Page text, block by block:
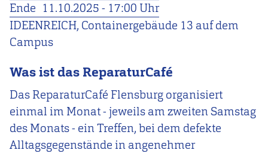
Ende 11.10.2025 - 17:00 Uhr
IDEENREICH, Containergebäude 13 auf dem
Campus
Was ist das ReparaturCafé
Das ReparaturCafé Flensburg organisiert
einmal im Monat - jeweils am zweiten Samstag
des Monats - ein Treffen, bei dem defekte
Alltagsgegenstände in angenehmer